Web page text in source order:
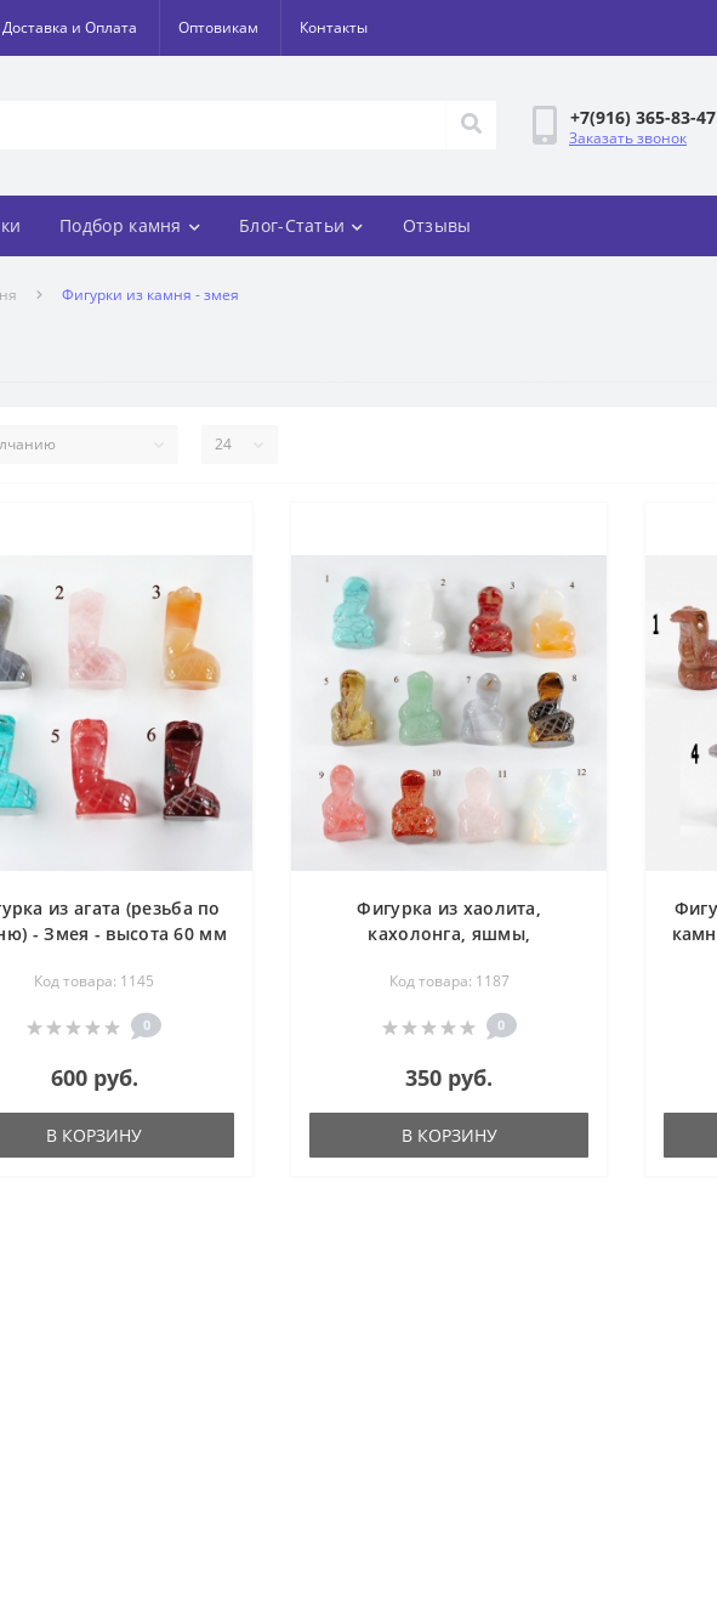
Доставка и Оплата Оптовикам Контакты
+7(916) 365-83-47
Заказать звонок
Подбор камня Блог-Статьи Отзывы
Фигурки из камня - змея
из агата (резьба по
- Змея - высота 60 мм
Код товара: 1145
0
600 руб.
В КОРЗИНУ
Фигурка из хаолита,
кахолонга, яшмы,
агата, тигрового глаза,
халцедона, розового кварца
(резьба по камню) - Змея -
Код товара: 1187
0
350 руб.
В КОРЗИНУ